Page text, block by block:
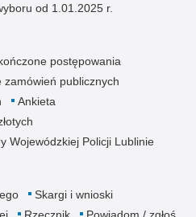
od 1.01.2025 r.
postępowania
publicznych
Ankieta
Wojewódzkiej Policji Lublinie
Skargi i wnioski